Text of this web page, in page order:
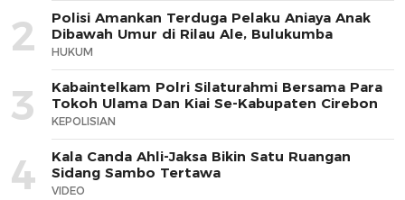
2
Polisi Amankan Terduga Pelaku Aniaya Anak
Dibawah Umur di Rilau Ale, Bulukumba
HUKUM
3
Kabaintelkam Polri Silaturahmi Bersama Para
Tokoh Ulama Dan Kiai Se-Kabupaten Cirebon
KEPOLISIAN
4
Kala Canda Ahli-Jaksa Bikin Satu Ruangan
Sidang Sambo Tertawa
VIDEO